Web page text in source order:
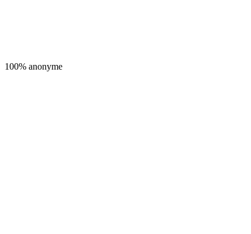
100% anonyme